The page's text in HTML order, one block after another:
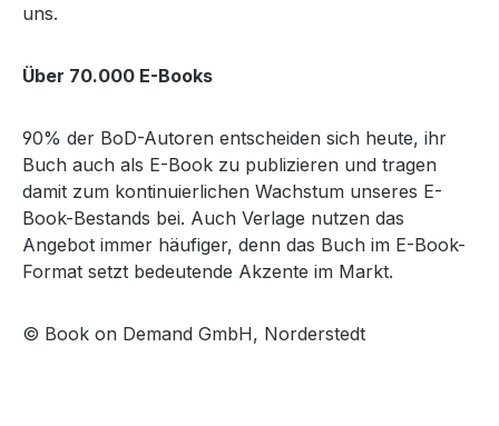
uns.
Über 70.000 E-Books
90% der BoD-Autoren entscheiden sich heute, ihr
Buch auch als E-Book zu publizieren und tragen
damit zum kontinuierlichen Wachstum unseres E-
Book-Bestands bei. Auch Verlage nutzen das
Angebot immer häufiger, denn das Buch im E-Book-
Format setzt bedeutende Akzente im Markt.
© Book on Demand GmbH, Norderstedt